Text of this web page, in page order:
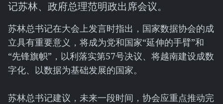
记苏林、政府总理范明政出席会议。
苏林总书记在大会上发言时指出，国家数据协会的成
立具有重要意义，将成为党和国家“延伸的手臂”和
“先锋旗帜”，以利落实第57号决议、将越南建设成数
字化、以数据为基础发展的国家。
苏林总书记建议，未来一段时间，协会应重点推动完